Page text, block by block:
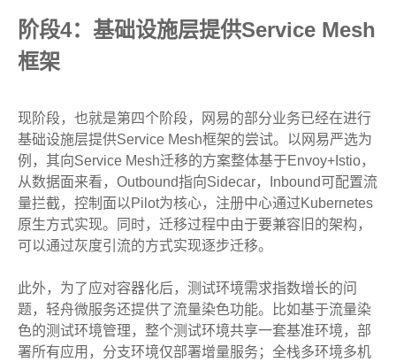
阶段4：基础设施层提供Service Mesh
框架
现阶段，也就是第四个阶段，网易的部分业务已经在进行
基础设施层提供Service Mesh框架的尝试。以网易严选为
例，其向Service Mesh迁移的方案整体基于Envoy+Istio，
从数据面来看，Outbound指向Sidecar，Inbound可配置流
量拦截，控制面以Pilot为核心，注册中心通过Kubernetes
原生方式实现。同时，迁移过程中由于要兼容旧的架构，
可以通过灰度引流的方式实现逐步迁移。
此外，为了应对容器化后，测试环境需求指数增长的问
题，轻舟微服务还提供了流量染色功能。比如基于流量染
色的测试环境管理，整个测试环境共享一套基准环境，部
署所有应用，分支环境仅部署增量服务；全栈多环境多机